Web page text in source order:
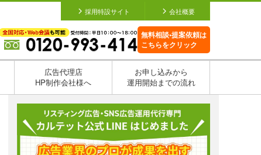
採用特設サイト 会社概要
無料相談•提案依頼は
こちらをクリック
広告代理店
HP制作会社様へ
お申し込みから
運用開始までの流れ